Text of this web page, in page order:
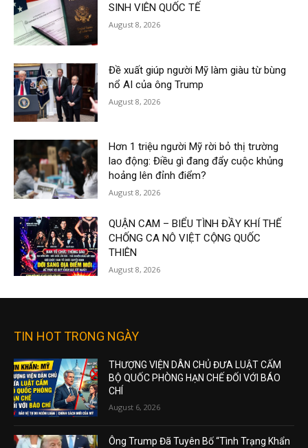
SINH VIÊN QUỐC TẾ
August 8, 2026
Đề xuất giúp người Mỹ làm giàu từ bùng
nổ AI của ông Trump
August 8, 2026
Hơn 1 triệu người Mỹ rời bỏ thị trường
lao động: Điều gì đang đẩy cuộc khủng
hoảng lên đỉnh điểm?
August 8, 2026
QUẬN CAM – BIỂU TÌNH ĐẦY KHÍ THẾ
CHỐNG CA NÔ VIỆT CỘNG QUỐC
THIÊN
August 8, 2026
TIN HOT TRONG NGÀY
THƯỢNG VIỆN DÂN CHỦ ĐƯA LUẬT CẤM
BỘ QUỐC PHÒNG HẠN CHẾ ĐỐI VỚI BÁO
CHÍ
August 6, 2026
Ông Trump Đã Tuyên Bố “Tình Trạng Khẩn